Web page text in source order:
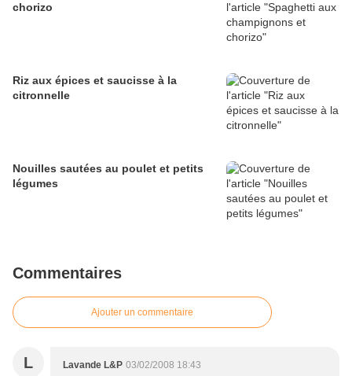
chorizo
Riz aux épices et saucisse à la
citronnelle
Nouilles sautées au poulet et petits
légumes
Commentaires
Ajouter un commentaire
L Lavande L&P 03/02/2008 18:43